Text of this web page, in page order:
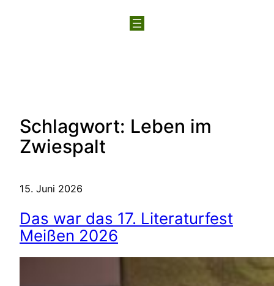
Schlagwort: Leben im
Zwiespalt
15. Juni 2026
Das war das 17. Literaturfest
Meißen 2026